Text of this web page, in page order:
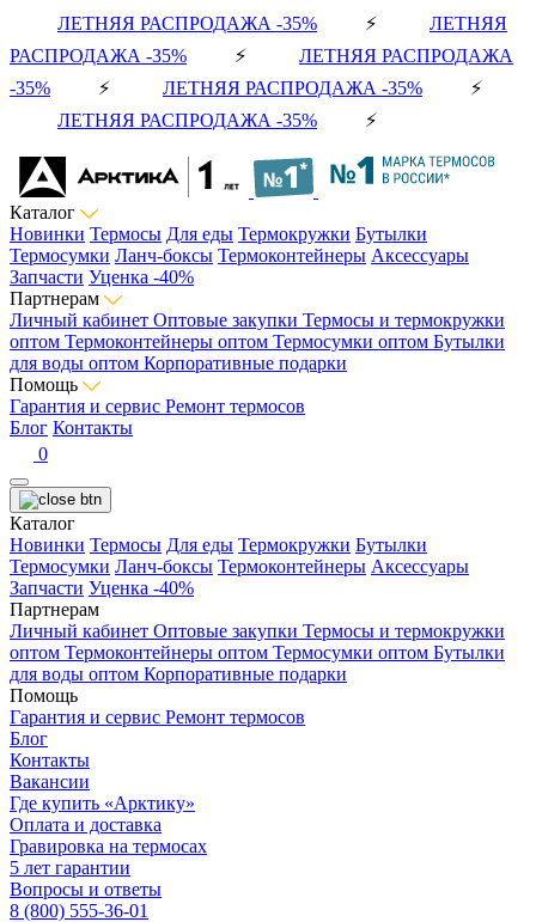
ЛЕТНЯЯ РАСПРОДАЖА -35% ⚡ ЛЕТНЯЯ
РАСПРОДАЖА -35% ⚡ ЛЕТНЯЯ РАСПРОДАЖА
-35% ⚡ ЛЕТНЯЯ РАСПРОДАЖА -35% ⚡
ЛЕТНЯЯ РАСПРОДАЖА -35% ⚡
Каталог
Новинки Термосы Для еды Термокружки Бутылки
Термосумки Ланч-боксы Термоконтейнеры Аксессуары
Запчасти Уценка -40%
Партнерам
Личный кабинет Оптовые закупки Термосы и термокружки
оптом Термоконтейнеры оптом Термосумки оптом Бутылки
для воды оптом Корпоративные подарки
Помощь
Гарантия и сервис Ремонт термосов
Блог Контакты
0
Каталог
Новинки Термосы Для еды Термокружки Бутылки
Термосумки Ланч-боксы Термоконтейнеры Аксессуары
Запчасти Уценка -40%
Партнерам
Личный кабинет Оптовые закупки Термосы и термокружки
оптом Термоконтейнеры оптом Термосумки оптом Бутылки
для воды оптом Корпоративные подарки
Помощь
Гарантия и сервис Ремонт термосов
Блог
Контакты
Вакансии
Где купить «Арктику»
Оплата и доставка
Гравировка на термосах
5 лет гарантии
Вопросы и ответы
8 (800) 555-36-01